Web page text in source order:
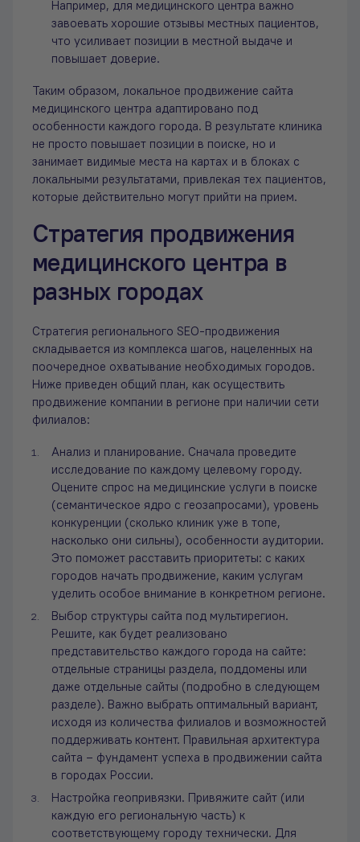
Например, для медицинского центра важно
завоевать хорошие отзывы местных пациентов,
что усиливает позиции в местной выдаче и
повышает доверие.
Таким образом, локальное продвижение сайта
медицинского центра адаптировано под
особенности каждого города. В результате клиника
не просто повышает позиции в поиске, но и
занимает видимые места на картах и в блоках с
локальными результатами, привлекая тех пациентов,
которые действительно могут прийти на прием.
Стратегия продвижения
медицинского центра в
разных городах
Стратегия регионального SEO-продвижения
складывается из комплекса шагов, нацеленных на
поочередное охватывание необходимых городов.
Ниже приведен общий план, как осуществить
продвижение компании в регионе при наличии сети
филиалов:
Анализ и планирование. Сначала проведите
исследование по каждому целевому городу.
Оцените спрос на медицинские услуги в поиске
(семантическое ядро с геозапросами), уровень
конкуренции (сколько клиник уже в топе,
насколько они сильны), особенности аудитории.
Это поможет расставить приоритеты: с каких
городов начать продвижение, каким услугам
уделить особое внимание в конкретном регионе.
Выбор структуры сайта под мультирегион.
Решите, как будет реализовано
представительство каждого города на сайте:
отдельные страницы раздела, поддомены или
даже отдельные сайты (подробно в следующем
разделе). Важно выбрать оптимальный вариант,
исходя из количества филиалов и возможностей
поддерживать контент. Правильная архитектура
сайта – фундамент успеха в продвижении сайта
в городах России.
Настройка геопривязки. Привяжите сайт (или
каждую его региональную часть) к
соответствующему городу технически. Для